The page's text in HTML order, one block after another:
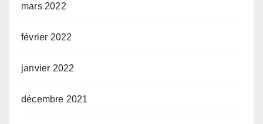
mars 2022
février 2022
janvier 2022
décembre 2021